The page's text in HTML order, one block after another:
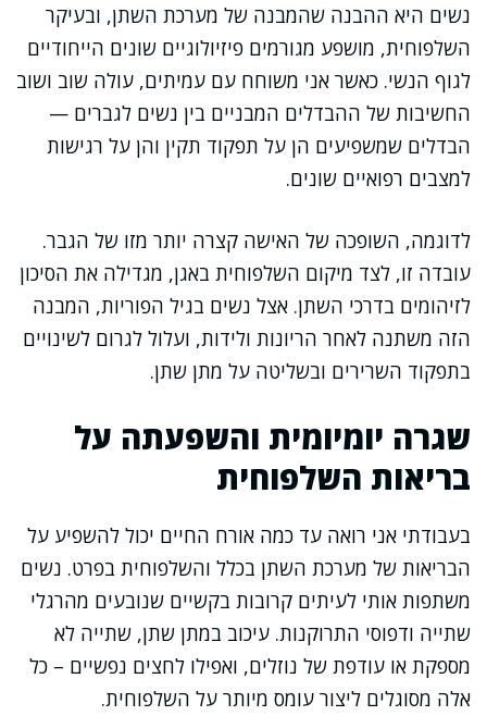
נשים היא ההבנה שהמבנה של מערכת השתן, ובעיקר
השלפוחית, מושפע מגורמים פיזיולוגיים שונים הייחודיים
לגוף הנשי. כאשר אני משוחח עם עמיתים, עולה שוב ושוב
החשיבות של ההבדלים המבניים בין נשים לגברים —
הבדלים שמשפיעים הן על תפקוד תקין והן על רגישות
למצבים רפואיים שונים.
לדוגמה, השופכה של האישה קצרה יותר מזו של הגבר.
עובדה זו, לצד מיקום השלפוחית באגן, מגדילה את הסיכון
לזיהומים בדרכי השתן. אצל נשים בגיל הפוריות, המבנה
הזה משתנה לאחר הריונות ולידות, ועלול לגרום לשינויים
בתפקוד השרירים ובשליטה על מתן שתן.
שגרה יומיומית והשפעתה על
בריאות השלפוחית
בעבודתי אני רואה עד כמה אורח החיים יכול להשפיע על
הבריאות של מערכת השתן בכלל והשלפוחית בפרט. נשים
משתפות אותי לעיתים קרובות בקשיים שנובעים מהרגלי
שתייה ודפוסי התרוקנות. עיכוב במתן שתן, שתייה לא
מספקת או עודפת של נוזלים, ואפילו לחצים נפשיים – כל
אלה מסוגלים ליצור עומס מיותר על השלפוחית.